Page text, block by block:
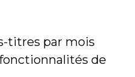
titres par mois
de